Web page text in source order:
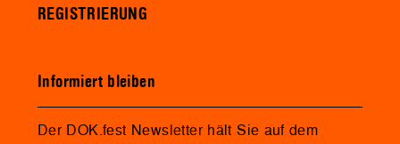
REGISTRIERUNG
Informiert bleiben
Der DOK.fest Newsletter hält Sie auf dem